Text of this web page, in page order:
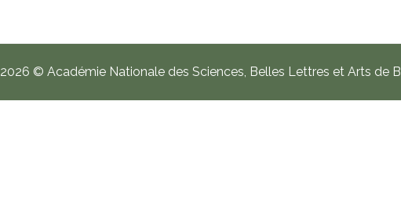
2026 © Académie Nationale des Sciences, Belles Lettres et Arts de